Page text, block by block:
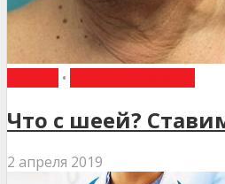
•
Что с шеей?
2 апреля 2019